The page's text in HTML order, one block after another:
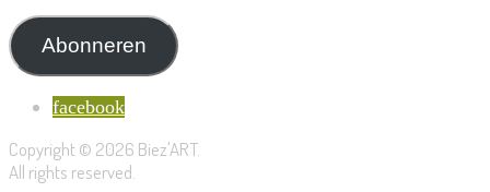
Abonneren
facebook
Copyright © 2026 Biez'ART.
All rights reserved.